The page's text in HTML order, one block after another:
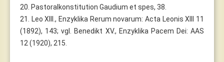
20. Pastoralkonstitution Gaudium et spes, 38.
21. Leo XIII., Enzyklika Rerum novarum: Acta Leonis XIII 11
(1892), 143; vgl. Benedikt XV., Enzyklika Pacem Dei: AAS
12 (1920), 215.